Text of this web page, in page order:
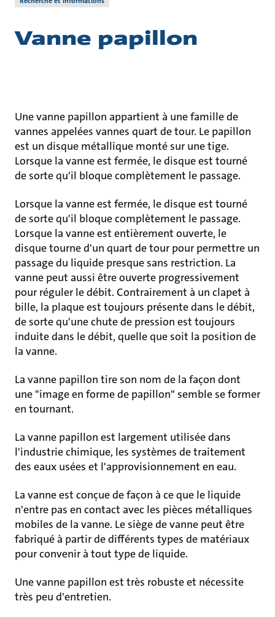
Vanne papillon
Une vanne papillon appartient à une famille de
vannes appelées vannes quart de tour. Le papillon
est un disque métallique monté sur une tige.
Lorsque la vanne est fermée, le disque est tourné
de sorte qu'il bloque complètement le passage.
Lorsque la vanne est fermée, le disque est tourné
de sorte qu'il bloque complètement le passage.
Lorsque la vanne est entièrement ouverte, le
disque tourne d'un quart de tour pour permettre un
passage du liquide presque sans restriction. La
vanne peut aussi être ouverte progressivement
pour réguler le débit. Contrairement à un clapet à
bille, la plaque est toujours présente dans le débit,
de sorte qu'une chute de pression est toujours
induite dans le débit, quelle que soit la position de
la vanne.
La vanne papillon tire son nom de la façon dont
une "image en forme de papillon" semble se former
en tournant.
La vanne papillon est largement utilisée dans
l'industrie chimique, les systèmes de traitement
des eaux usées et l'approvisionnement en eau.
La vanne est conçue de façon à ce que le liquide
n'entre pas en contact avec les pièces métalliques
mobiles de la vanne. Le siège de vanne peut être
fabriqué à partir de différents types de matériaux
pour convenir à tout type de liquide.
Une vanne papillon est très robuste et nécessite
très peu d'entretien.